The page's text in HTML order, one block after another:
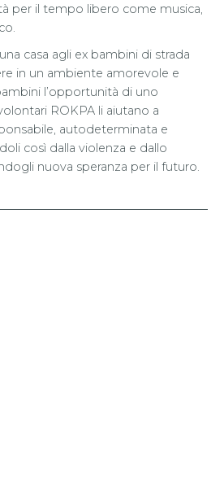
per il tempo libero come musica,
casa agli ex bambini di strada
in un ambiente amorevole e
l’opportunità di uno
ROKPA li aiutano a
autodeterminata e
così dalla violenza e dallo
nuova speranza per il futuro.